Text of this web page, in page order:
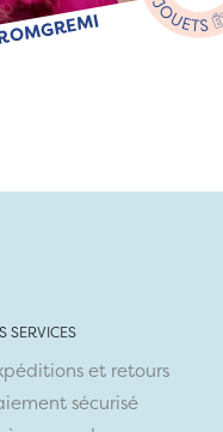
SERVICES
et retours
sécurisé